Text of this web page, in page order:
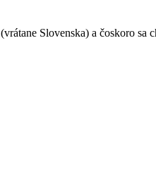
(vrátane Slovenska) a čoskoro sa